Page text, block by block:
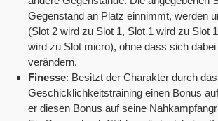
Gegenstand an Platz einnimmt, werden
(Slot 2 wird zu Slot 1, Slot 1 wird zu Slot
wird zu Slot micro), ohne dass sich dabei
verändern.
Finesse: Besitzt der Charakter durch
Geschicklichkeitstraining einen Bonus
er diesen Bonus auf seine